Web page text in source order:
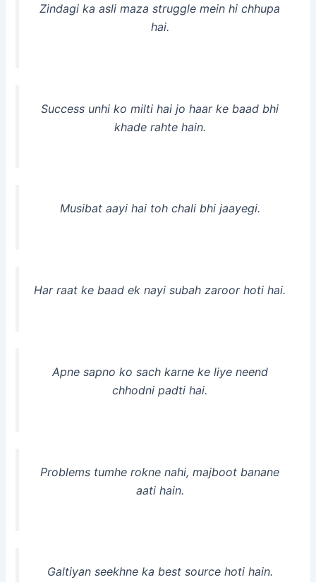
Zindagi ka asli maza struggle mein hi chhupa
hai.
Success unhi ko milti hai jo haar ke baad bhi
khade rahte hain.
Musibat aayi hai toh chali bhi jaayegi.
Har raat ke baad ek nayi subah zaroor hoti hai.
Apne sapno ko sach karne ke liye neend
chhodni padti hai.
Problems tumhe rokne nahi, majboot banane
aati hain.
Galtiyan seekhne ka best source hoti hain.